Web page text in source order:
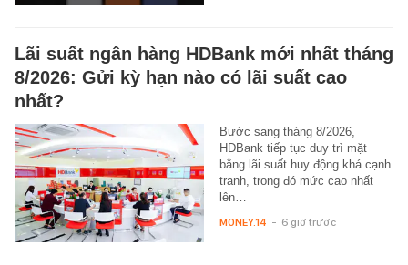
Lãi suất ngân hàng HDBank mới nhất tháng
8/2026: Gửi kỳ hạn nào có lãi suất cao
nhất?
Bước sang tháng 8/2026,
HDBank tiếp tục duy trì mặt
bằng lãi suất huy động khá cạnh
tranh, trong đó mức cao nhất
lên…
MONEY.14 - 6 giờ trước